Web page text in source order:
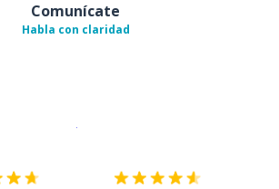
Comunícate
Habla con claridad